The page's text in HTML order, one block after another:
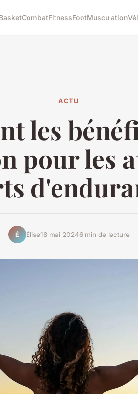
BasketCombatFitnessFootMusculation
ACTU
les
pour les
É Élise18 mai 20246 min de lecture